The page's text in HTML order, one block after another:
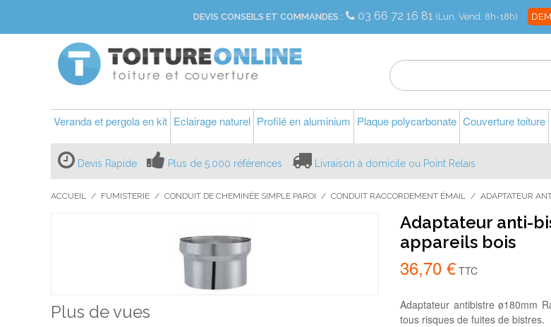
DEVIS CONSEILS ET COMMANDES : 03 66 72 16 81 (Lun. Vend. 8h-18h)
Veranda et pergola en kit Eclairage naturel Profilé en aluminium Plaque polycarbonate Couverture toiture
Devis Rapide Plus de 5.000 références Livraison à domicile ou Point Relais
ACCUEIL / FUMISTERIE / CONDUIT DE CHEMINÉE SIMPLE PAROI / CONDUIT RACCORDEMENT ÉMAIL / ADAPTATEUR
Plus de vues
Adaptateur anti-
appareils bois
36,70 € TTC
Adaptateur antibistre ø180mm
tous risques de fuites de bistres.